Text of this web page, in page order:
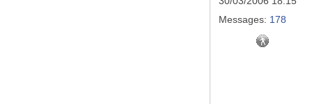
Messages: 178